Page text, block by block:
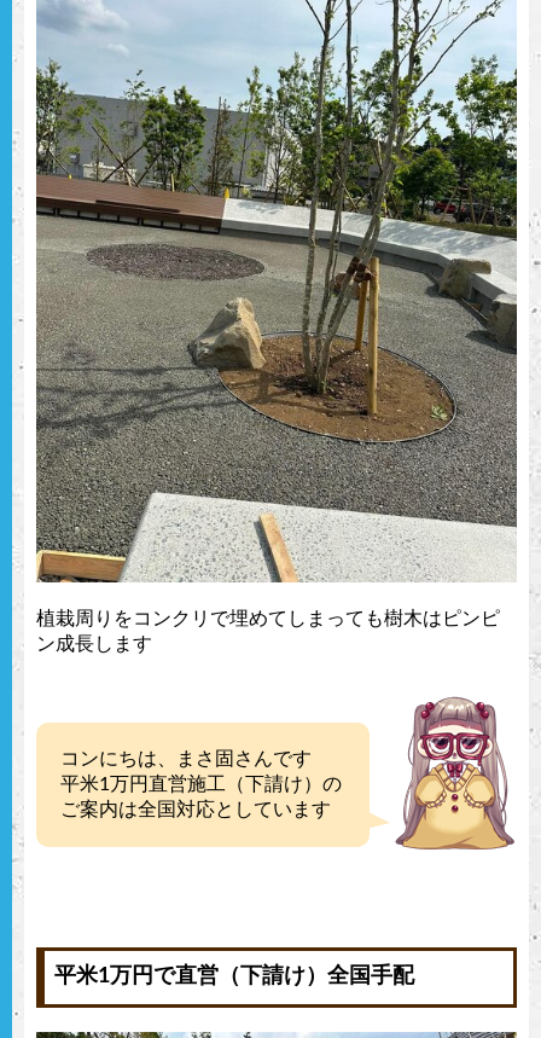
植栽周りをコンクリで埋めてしまっても樹木はピンピ
ン成長します
コンにちは、まさ固さんです
平米1万円直営施工（下請け）の
ご案内は全国対応としています
平米1万円で直営（下請け）全国手配